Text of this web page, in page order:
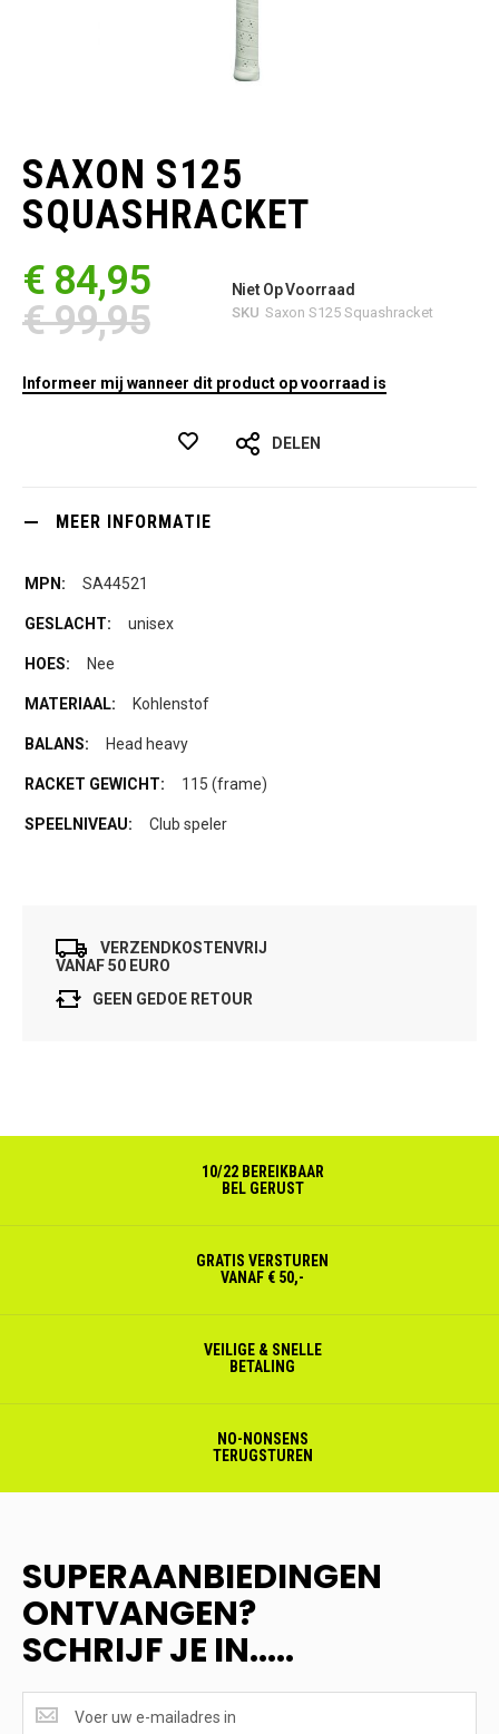
begin
van
de
afbeeldingen-
SAXON S125
SQUASHRACKET
€ 84,95
€ 99,95
Niet Op Voorraad
SKU Saxon S125 Squashracket
Informeer mij wanneer dit product op voorraad is
DELEN
MEER INFORMATIE
SA44521
unisex
Nee
Kohlenstof
Head heavy
115 (frame)
Club speler
VERZENDKOSTENVRIJ
VANAF 50 EURO
GEEN GEDOE RETOUR
10/22 BEREIKBAAR
BEL GERUST
GRATIS VERSTUREN
VANAF € 50,-
VEILIGE & SNELLE
BETALING
NO-NONSENS
TERUGSTUREN
SUPERAANBIEDINGEN
ONTVANGEN?
SCHRIJF JE IN.....
ONTVANGEN?